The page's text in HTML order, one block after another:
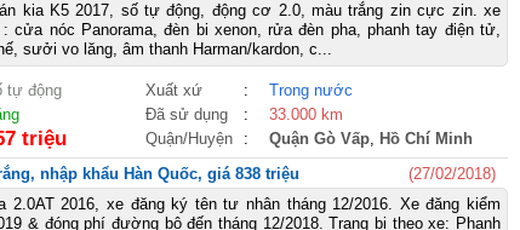
kia K5 2017, số tự động, động cơ 2.0, màu trắng zin cực zin. xe
cửa nóc Panorama, đèn bi xenon, rửa đèn pha, phanh tay điện tử,
sưởi vo lăng, âm thanh Harman/kardon, c...
tự động Xuất xứ :
Trong nước
Đã sử dụng :
33.000 km
triệu Quận/Huyện : Quận Gò Vấp, Hồ Chí Minh
nhập khẩu Hàn Quốc, giá 838 triệu
(27/02/2018)
2.0AT 2016, xe đăng ký tên tư nhân tháng 12/2016. Xe đăng kiểm
& đóng phí đường bộ đến tháng 12/2018. Trang bị theo xe: Phanh